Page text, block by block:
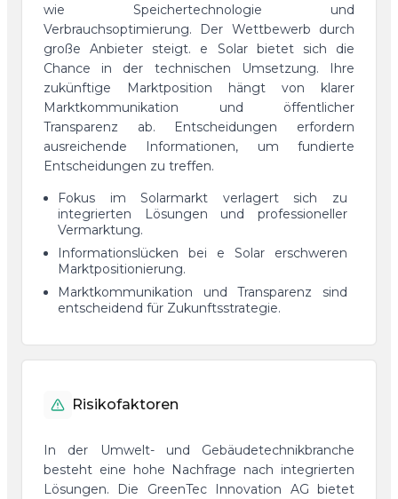
wie Speichertechnologie und
Verbrauchsoptimierung. Der Wettbewerb durch
große Anbieter steigt. e Solar bietet sich die
Chance in der technischen Umsetzung. Ihre
zukünftige Marktposition hängt von klarer
Marktkommunikation und öffentlicher
Transparenz ab. Entscheidungen erfordern
ausreichende Informationen, um fundierte
Entscheidungen zu treffen.
Fokus im Solarmarkt verlagert sich zu
integrierten Lösungen und professioneller
Vermarktung.
Informationslücken bei e Solar erschweren
Marktpositionierung.
Marktkommunikation und Transparenz sind
entscheidend für Zukunftsstrategie.
Risikofaktoren
In der Umwelt- und Gebäudetechnikbranche
besteht eine hohe Nachfrage nach integrierten
Lösungen. Die GreenTec Innovation AG bietet